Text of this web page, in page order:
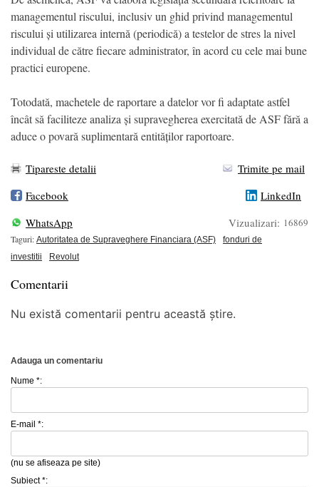
managementul riscului, inclusiv un ghid privind managementul
riscului și utilizarea internă (periodică) a testelor de stres la nivel
individual de către fiecare administrator, în acord cu cele mai bune
practici europene.
Totodată, machetele de raportare a datelor vor fi adaptate astfel
încât să faciliteze analiza și supravegherea exercitată de ASF fără a
aduce o povară suplimentară entităților raportoare.
Tipareste detalii
Trimite pe mail
Facebook
LinkedIn
WhatsApp
Vizualizari: 16869
Taguri: Autoritatea de Supraveghere Financiara (ASF)
fonduri de
investitii
Revolut
Comentarii
Nu există comentarii pentru această știre.
Adauga un comentariu
Nume *:
E-mail *:
(nu se afiseaza pe site)
Subiect *: